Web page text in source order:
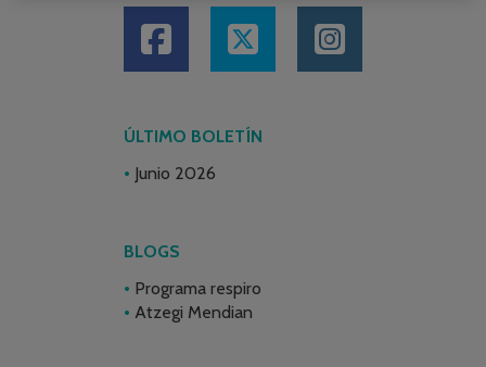
ÚLTIMO BOLETÍN
Junio 2026
BLOGS
Programa respiro
Atzegi Mendian